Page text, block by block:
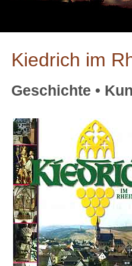
Kiedrich im
Geschichte •